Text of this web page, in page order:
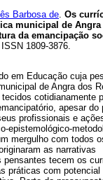
Barbosa de. Os
municipal de Angra
da emancipação
1809-3876.
em Educação cuja
de Angra dos
cotidianamente
apesar do
profissionais e
epistemológico-
mergulho com todos
as narrativas
tecem os
práticas com potencial